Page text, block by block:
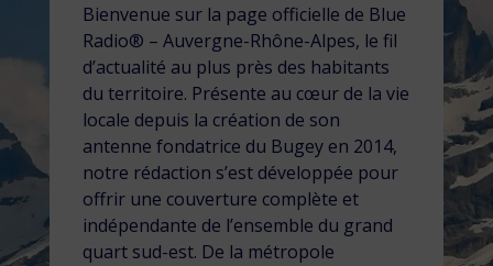
Bienvenue sur la page officielle de Blue
Radio® – Auvergne-Rhône-Alpes, le fil
d’actualité au plus près des habitants
du territoire. Présente au cœur de la vie
locale depuis la création de son
antenne fondatrice du Bugey en 2014,
notre rédaction s’est développée pour
offrir une couverture complète et
indépendante de l’ensemble du grand
quart sud-est. De la métropole